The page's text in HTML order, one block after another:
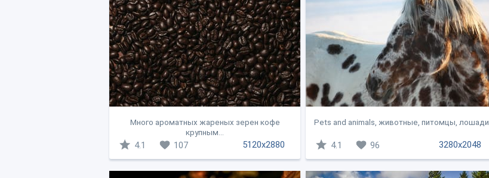
Много ароматных жареных зерен кофе
крупным...
5120x2880
4.1 107
Pets and animals, животные, питомцы, лошади
3280x2048
4.1 96